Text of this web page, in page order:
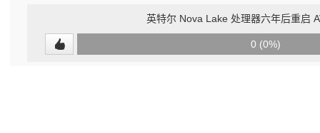
英特尔 Nova Lake 处理器六年后重启
0 (0%)